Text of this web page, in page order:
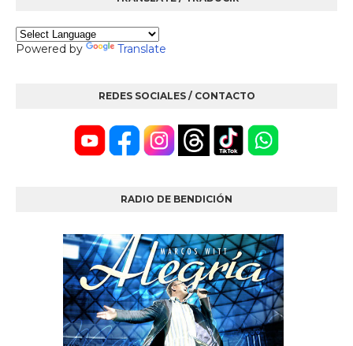
Powered by Translate
REDES SOCIALES / CONTACTO
RADIO DE BENDICIÓN